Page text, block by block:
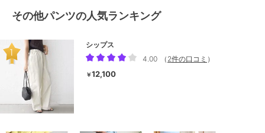
その他パンツの人気ランキング
シップス
4.00
（ 2件の口コミ ）
￥12,100